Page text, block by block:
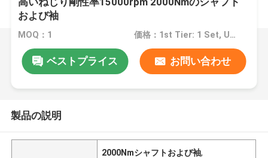
および袖
MOQ：1 価格：1st Tier: 1 Set, Unit Price USD 3.00 2nd Tier: 2-5 Sets, Unit Price USD 2.00 3rd Tier: Over 5 Sets, Unit Price USD 1.00
ベストプライス お問い合わせ
製品の説明
2000Nmシャフトおよび袖,